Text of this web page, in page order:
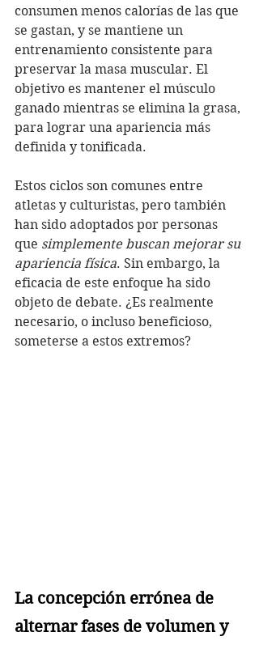
consumen menos calorías de las que
se gastan, y se mantiene un
entrenamiento consistente para
preservar la masa muscular. El
objetivo es mantener el músculo
ganado mientras se elimina la grasa,
para lograr una apariencia más
definida y tonificada.
Estos ciclos son comunes entre
atletas y culturistas, pero también
han sido adoptados por personas
que simplemente buscan mejorar su
apariencia física. Sin embargo, la
eficacia de este enfoque ha sido
objeto de debate. ¿Es realmente
necesario, o incluso beneficioso,
someterse a estos extremos?
La concepción errónea de
alternar fases de volumen y